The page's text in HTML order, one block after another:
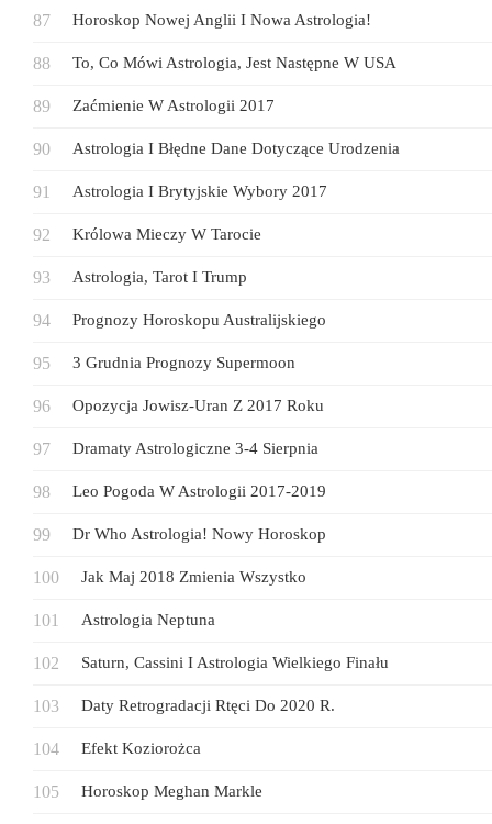
Horoskop Nowej Anglii I Nowa Astrologia!
To, Co Mówi Astrologia, Jest Następne W USA
Zaćmienie W Astrologii 2017
Astrologia I Błędne Dane Dotyczące Urodzenia
Astrologia I Brytyjskie Wybory 2017
Królowa Mieczy W Tarocie
Astrologia, Tarot I Trump
Prognozy Horoskopu Australijskiego
3 Grudnia Prognozy Supermoon
Opozycja Jowisz-Uran Z 2017 Roku
Dramaty Astrologiczne 3-4 Sierpnia
Leo Pogoda W Astrologii 2017-2019
Dr Who Astrologia! Nowy Horoskop
Jak Maj 2018 Zmienia Wszystko
Astrologia Neptuna
Saturn, Cassini I Astrologia Wielkiego Finału
Daty Retrogradacji Rtęci Do 2020 R.
Efekt Koziorożca
Horoskop Meghan Markle